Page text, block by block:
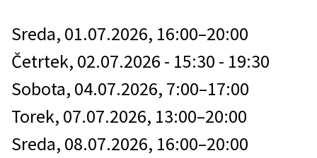
Sreda, 01.07.2026, 16:00–20:00
Četrtek, 02.07.2026 - 15:30 - 19:30
Sobota, 04.07.2026, 7:00–17:00
Torek, 07.07.2026, 13:00–20:00
Sreda, 08.07.2026, 16:00–20:00